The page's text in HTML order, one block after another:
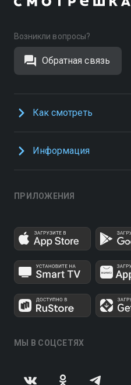
Возникли вопросы?
Обратная связь
Как смотреть
Информация
ПРИЛОЖЕНИЯ
МЫ В СОЦСЕТЯХ